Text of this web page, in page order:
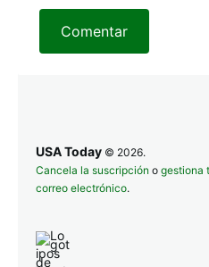
Comentar
USA Today © 2026.
Cancela la suscripción o gestiona
correo electrónico.